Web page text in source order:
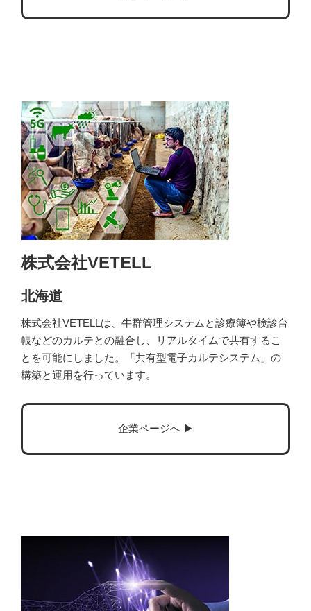
株式会社VETELL
北海道
株式会社VETELLは、牛群管理システムと診療簿や検診台
帳などのカルテとの融合し、リアルタイムで共有するこ
とを可能にしました。「共有型電子カルテシステム」の
構築と運用を行っています。
企業ページへ ▶︎